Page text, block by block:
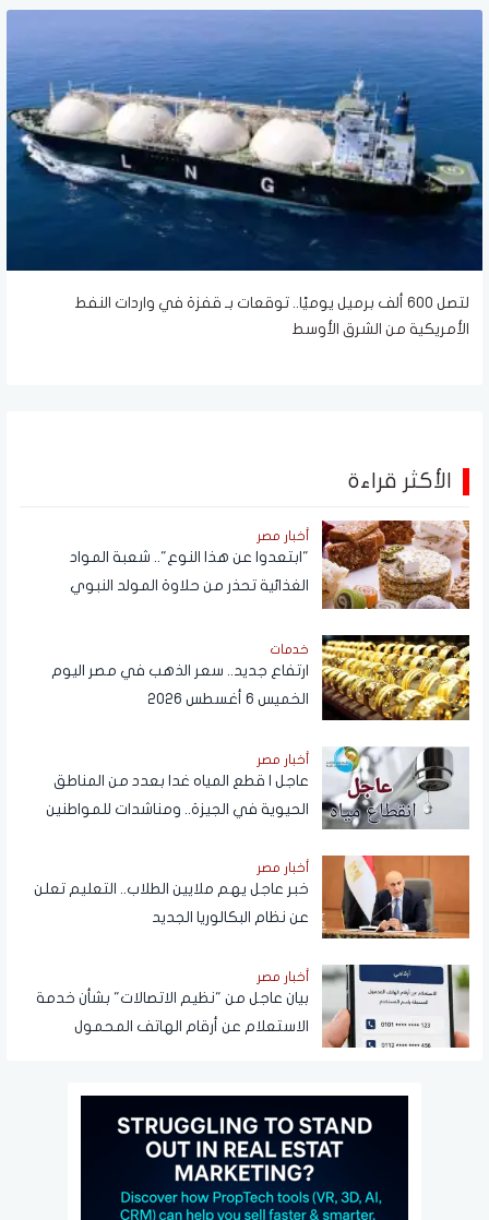
لتصل 600 ألف برميل يوميًا.. توقعات بـ قفزة في واردات النفط
الأمريكية من الشرق الأوسط
الأكثر قراءة
أخبار مصر
"ابتعدوا عن هذا النوع".. شعبة المواد
الغذائية تحذر من حلاوة المولد النبوي
خدمات
ارتفاع جديد.. سعر الذهب في مصر اليوم
الخميس 6 أغسطس 2026
أخبار مصر
عاجل | قطع المياه غدا بعدد من المناطق
الحيوية في الجيزة.. ومناشدات للمواطنين
أخبار مصر
خبر عاجل يهم ملايين الطلاب.. التعليم تعلن
عن نظام البكالوريا الجديد
أخبار مصر
بيان عاجل من "نظيم الاتصالات" بشأن خدمة
الاستعلام عن أرقام الهاتف المحمول